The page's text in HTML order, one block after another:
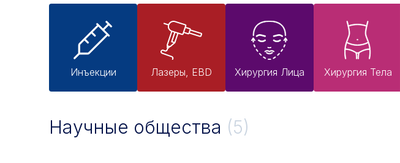
Инъекции Лазеры, EBD Хирургия Лица Хирургия Тела
Научные общества (5)